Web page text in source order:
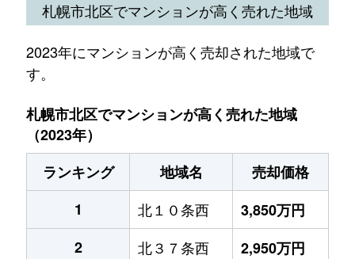
札幌市北区でマンションが高く売れた地域
2023年にマンションが高く売却された地域で
す。
札幌市北区でマンションが高く売れた地域
（2023年）
ランキング
地域名
売却価格
1
北１０条西
3,850万円
2
北３７条西
2,950万円